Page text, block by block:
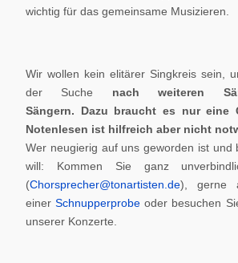
wichtig für das gemeinsame Musizieren.
Wir wollen kein elitärer Singkreis sein,
der Suche nach weiteren
Sängern. Dazu braucht es nur eine
Notenlesen ist hilfreich aber nicht
Wer neugierig auf uns geworden ist und
will: Kommen Sie ganz
(Chorsprecher@tonartisten.de), gerne
einerSchnupperprobe oder besuchen
unserer Konzerte.